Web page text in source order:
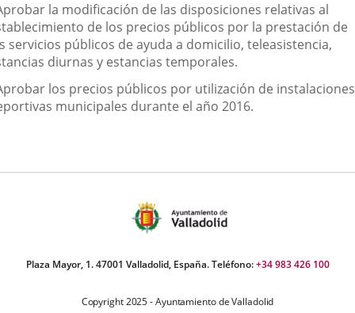
la modificación de las disposiciones relativas al
de los precios públicos por la prestación de
servicios públicos de ayuda a domicilio, teleasistencia,
diurnas y estancias temporales.
los precios públicos por utilización de instalaciones
municipales durante el año 2016.
Plaza Mayor, 1. 47001 Valladolid, España. Teléfono:+34 983 426 100
Copyright 2025 - Ayuntamiento de Valladolid